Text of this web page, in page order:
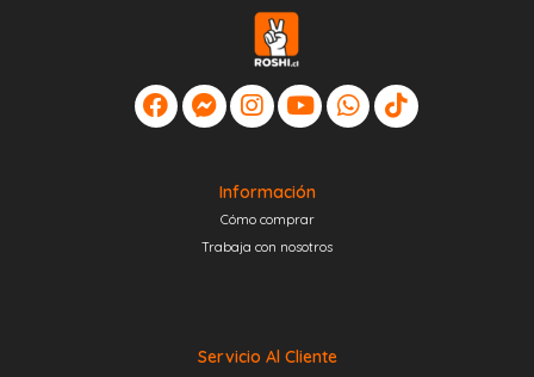
Información
Cómo comprar
Trabaja con nosotros
Servicio Al Cliente